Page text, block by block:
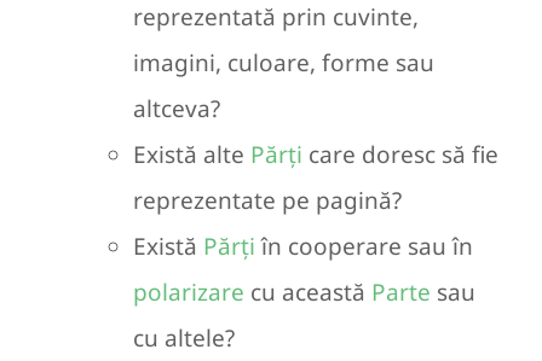
reprezentată prin cuvinte,
imagini, culoare, forme sau
altceva?
Există alte Părți care doresc să fie
reprezentate pe pagină?
Există Părțiîn cooperare sau în
polarizare cu această Parte sau
cu altele?